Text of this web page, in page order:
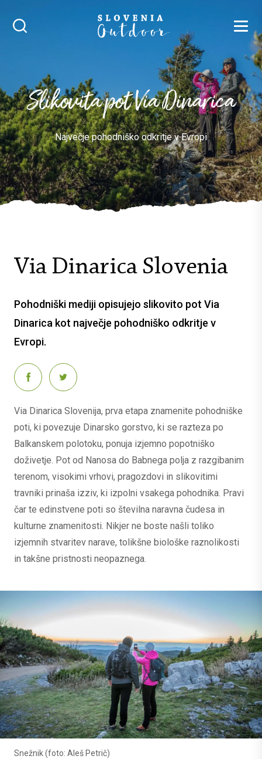
Iskalnik SLOVENIA OUTDOOR
Slikovita pot Via Dinarica
Največje pohodniško odkritje v Evropi
Via Dinarica Slovenia
Pohodniški mediji opisujejo slikovito pot Via
Dinarica kot največje pohodniško odkritje v
Evropi.
Via Dinarica Slovenija, prva etapa znamenite pohodniške
poti, ki povezuje Dinarsko gorstvo, ki se razteza po
Balkanskem polotoku, ponuja izjemno popotniško
doživetje. Pot od Nanosa do Babnega polja z razgibanim
terenom, visokimi vrhovi, pragozdovi in slikovitimi
travniki prinaša izziv, ki izpolni vsakega pohodnika. Pravi
čar te edinstvene poti so številna naravna čudesa in
kulturne znamenitosti. Nikjer ne boste našli toliko
izjemnih stvaritev narave, tolikšne biološke raznolikosti
in takšne pristnosti neopaznega.
Snežnik (foto: Aleš Petrič)